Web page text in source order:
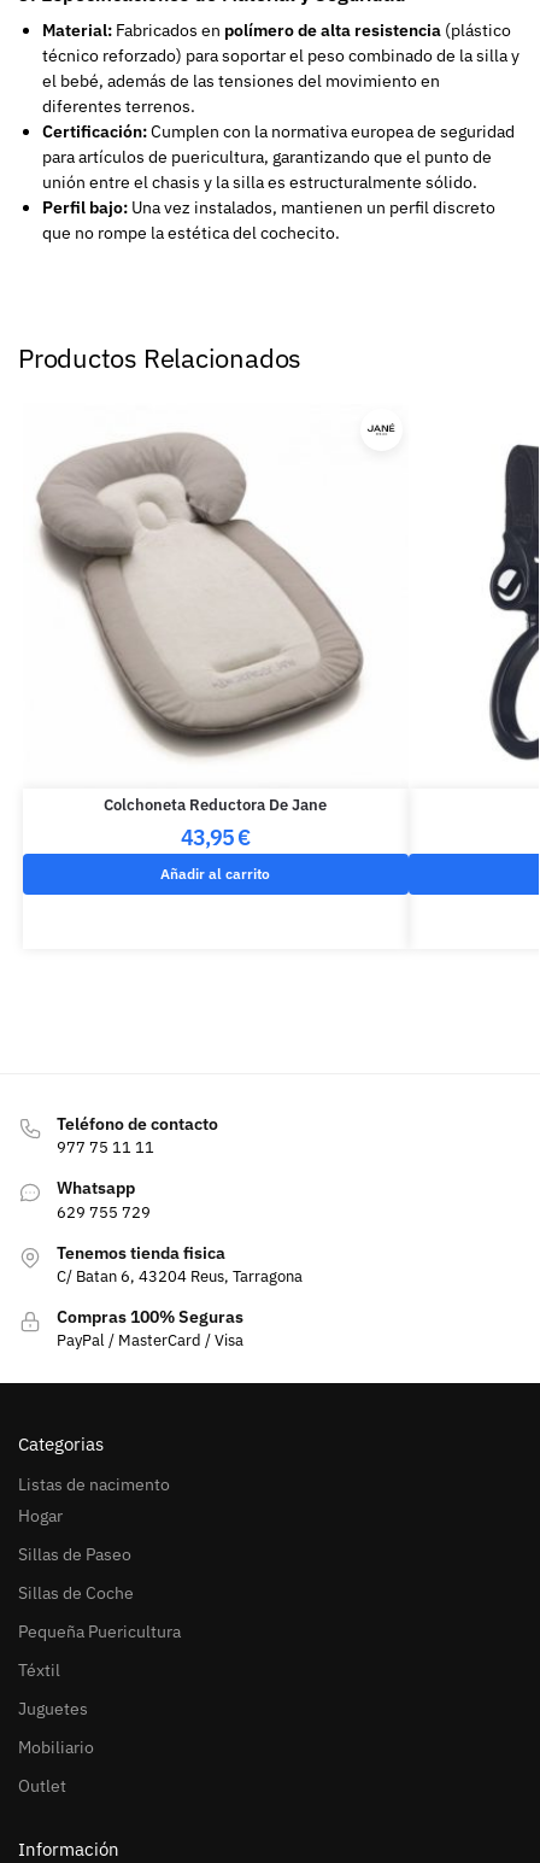
Material: Fabricados en polímero de alta resistencia (plástico
técnico reforzado) para soportar el peso combinado de la silla y
el bebé, además de las tensiones del movimiento en
diferentes terrenos.
Certificación:Cumplen con la normativa europea de seguridad
para artículos de puericultura, garantizando que el punto de
unión entre el chasis y la silla es estructuralmente sólido.
Perfil bajo: Una vez instalados, mantienen un perfil discreto
que no rompe la estética del cochecito.
Productos Relacionados
Colchoneta Reductora De Jane
43,95€
Añadir al carrito
Teléfono de contacto
977 75 11 11
Whatsapp
629 755 729
Tenemos tienda fisica
C/ Batan 6, 43204 Reus, Tarragona
Compras 100% Seguras
PayPal / MasterCard / Visa
Categorias
Listas de nacimento
Hogar
Sillas de Paseo
Sillas de Coche
Pequeña Puericultura
Téxtil
Juguetes
Mobiliario
Outlet
Información